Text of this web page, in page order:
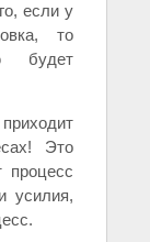
если у
то
будет
Это
процесс
усилия,